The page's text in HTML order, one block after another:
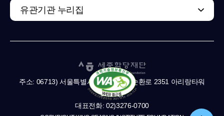
유관기관 누리집
주소: 06713) 서울특별시 서초구 남부순환로 2351 아리랑타워
11,13층
대표전화: 02)3276-0700